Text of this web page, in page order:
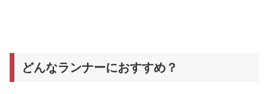
どんなランナーにおすすめ？